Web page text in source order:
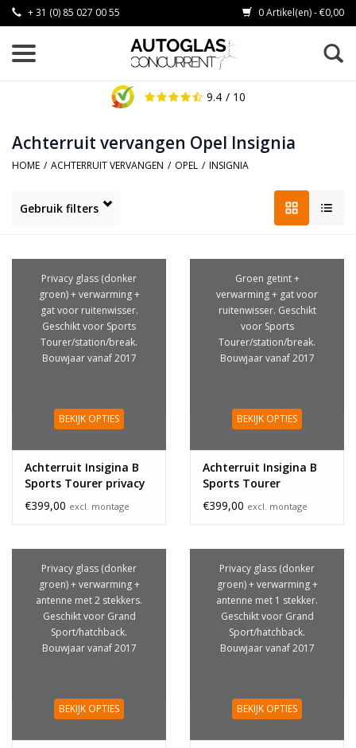
+ 31 (0) 85 027 00 55 0 Artikel(en) - €0,00
9.4 / 10
Achterruit vervangen Opel Insignia
HOME / ACHTERRUIT VERVANGEN / OPEL / INSIGNIA
Gebruik filters
Privacy glass (donker
groen) + verwarming +
gat voor ruitenwisser.
Geschikt voor Sports
Tourer/station/break.
Bouwjaar vanaf 2017
BEKIJK OPTIES
Achterruit Insigina B
Sports Tourer privacy
€399,00 excl. montage
Groen getint +
verwarming + gat voor
ruitenwisser. Geschikt
voor Sports
Tourer/station/break.
Bouwjaar vanaf 2017
BEKIJK OPTIES
Achterruit Insigina B
Sports Tourer
€399,00 excl. montage
Privacy glass (donker
groen) + verwarming +
antenne met 2 stekkers.
Geschikt voor Grand
Sport/hatchback.
Bouwjaar vanaf 2017
BEKIJK OPTIES
Privacy glass (donker
groen) + verwarming +
antenne met 1 stekker.
Geschikt voor Grand
Sport/hatchback.
Bouwjaar vanaf 2017
BEKIJK OPTIES